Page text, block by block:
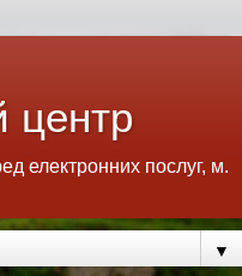
центр
електронних послуг, м.
▼